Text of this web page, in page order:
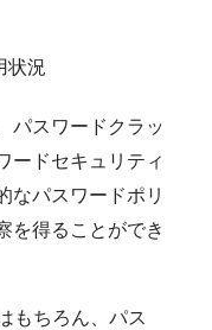
状況
パスワードクラッ
ードセキュリティ
なパスワードポリ
を得ることができ
もちろん、パス